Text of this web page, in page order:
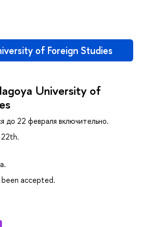
of Foreign Studies
University of
до 22 февраля включительно.
been accepted.